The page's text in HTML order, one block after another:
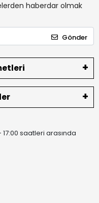
haberdar olmak
Gönder
saatleri arasında